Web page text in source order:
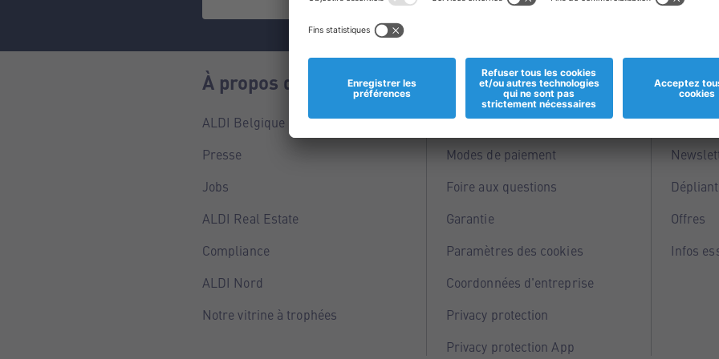
À propos de nous
ALDI Belgique
Presse
Jobs
ALDI Real Estate
Compliance
ALDI Nord
Notre vitrine à trophées
Informations
Magasins
Modes de paiement
Foire aux questions
Garantie
Paramètres des cookies
Coordonnées d'entreprise
Privacy protection
Privacy protection App
Points
Offres
Infos